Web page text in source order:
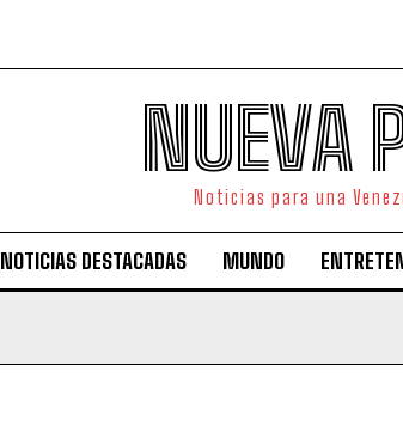
NUEVA
Noticias para una
NOTICIAS DESTACADAS MUNDO